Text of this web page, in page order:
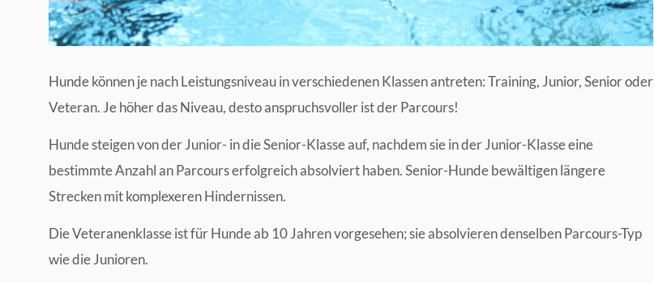
Hunde können je nach Leistungsniveau in verschiedenen Klassen antreten: Training, Junior, Senior oder
Veteran. Je höher das Niveau, desto anspruchsvoller ist der Parcours!
Hunde steigen von der Junior- in die Senior-Klasse auf, nachdem sie in der Junior-Klasse eine
bestimmte Anzahl an Parcours erfolgreich absolviert haben. Senior-Hunde bewältigen längere
Strecken mit komplexeren Hindernissen.
Die Veteranenklasse ist für Hunde ab 10 Jahren vorgesehen; sie absolvieren denselben Parcours-Typ
wie die Junioren.